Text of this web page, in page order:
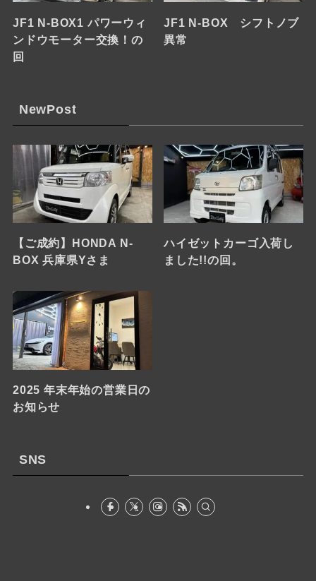
JF1 N-BOX1 パワーウィ
ンドウモーター交換！の
回
JF1 N-BOX シフトノブ
異常
NewPost
【ご成約】HONDA N-
BOX 兵庫県Yさま
ハイゼットカーゴ入荷し
ました!!の回。
2025 年末年始の営業日の
お知らせ
SNS